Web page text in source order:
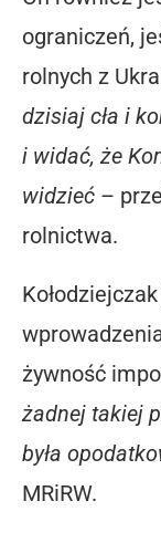
ograniczeń,
rolnych z
dzisiaj cła i
i widać, że
widzieć –
rolnictwa.
żywność
żadnej takiej
była
MRiRW.